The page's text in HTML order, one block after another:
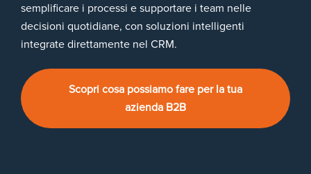
semplificare i processi e supportare i team nelle
decisioni quotidiane, con soluzioni intelligenti
integrate direttamente nel CRM.
Scopri cosa possiamo fare per la tua
azienda B2B